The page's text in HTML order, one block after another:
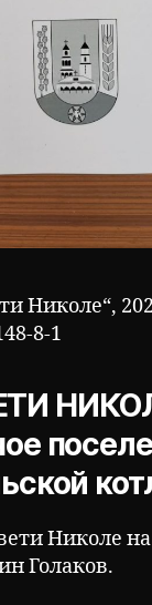
Николе“,
8-1
Николе на
Голаков.